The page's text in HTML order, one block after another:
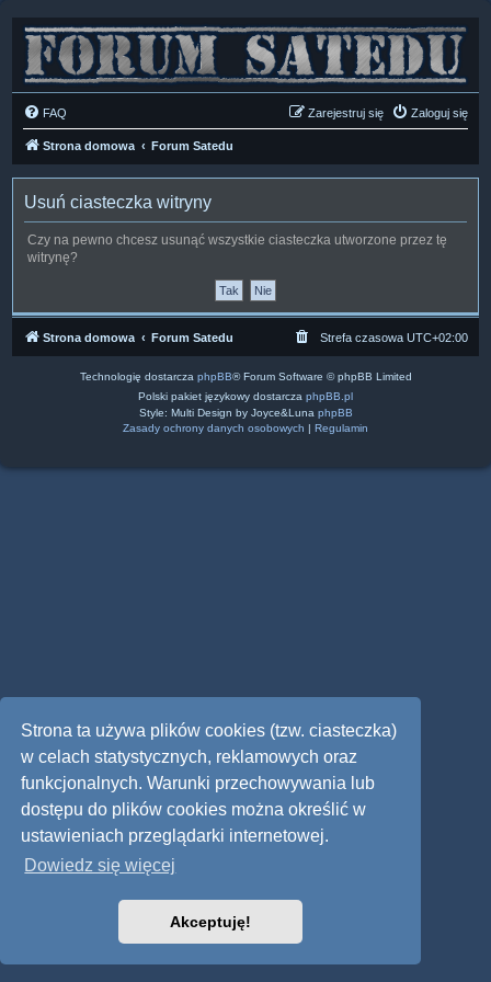
Strona ta używa plików cookies (tzw. ciasteczka)
w celach statystycznych, reklamowych oraz
funkcjonalnych. Warunki przechowywania lub
dostępu do plików cookies można określić w
ustawieniach przeglądarki internetowej.
Dowiedz się więcej
Akceptuję!
FAQ Zaloguj się
Zarejestruj się
Strona domowa Forum Satedu
Usuń ciasteczka witryny
Czy na pewno chcesz usunąć wszystkie ciasteczka utworzone przez tę
witrynę?
Strona domowa Forum Satedu Strefa czasowa UTC+02:00
Technologię dostarcza phpBB® Forum Software © phpBB Limited
Polski pakiet językowy dostarcza phpBB.pl
Style: Multi Design by Joyce&Luna phpBB
Zasady ochrony danych osobowych | Regulamin